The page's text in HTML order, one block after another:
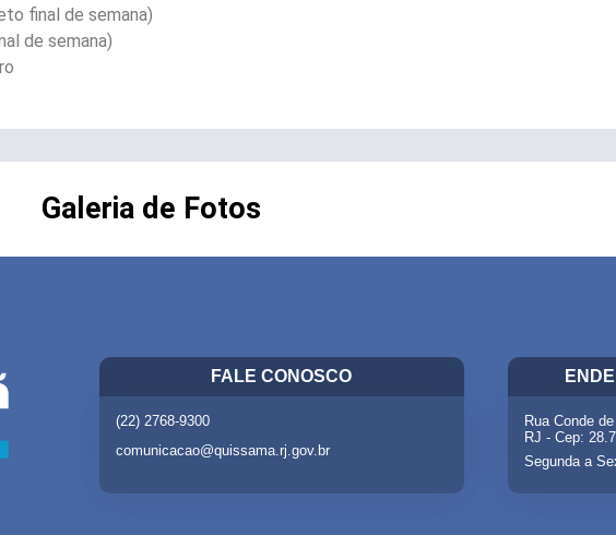
final de semana)
de semana)
Galeria de Fotos
FALE CONOSCO
(22) 2768-9300
comunicacao@quissama.rj.gov.br
Rua Conde
RJ - Cep:
Segunda a